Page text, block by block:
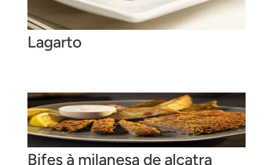
Lagarto
Bifes à milanesa de alcatra